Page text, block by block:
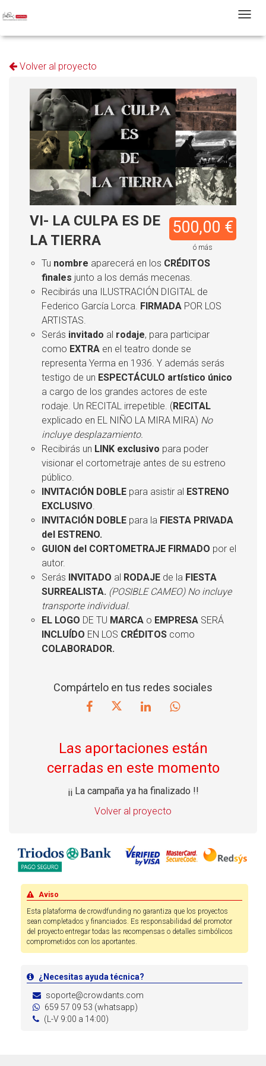
T
Volver al proyecto
500,00 €
ó más
VI- LA CULPA ES DE
LA TIERRA
Tu nombre aparecerá en los CRÉDITOS
finales junto a los demás mecenas.
Recibirás una ILUSTRACIÓN DIGITAL de
Federico García Lorca. FIRMADA POR LOS
ARTISTAS.
Serás invitado al rodaje, para participar
como EXTRA en el teatro donde se
representa Yerma en 1936. Y además serás
testigo de un ESPECTÁCULO artístico único
a cargo de los grandes actores de este
rodaje. Un RECITAL irrepetible. (RECITAL
explicado en EL NIÑO LA MIRA MIRA) No
incluye desplazamiento.
Recibirás un LINK exclusivo para poder
visionar el cortometraje antes de su estreno
público.
INVITACIÓN DOBLE para asistir al ESTRENO
EXCLUSIVO
INVITACIÓN DOBLE para la FIESTA PRIVADA
del ESTRENO.
GUION del CORTOMETRAJE FIRMADO por el
autor.
Serás INVITADO al RODAJE de la FIESTA
SURREALISTA. (POSIBLE CAMEO) No incluye
transporte individual.
EL LOGO DE TU MARCA o EMPRESA SERÁ
INCLUÍDO EN LOS CRÉDITOS como
COLABORADOR.
Compártelo en tus redes sociales
Las aportaciones están
cerradas en este momento
¡¡ La campaña ya ha finalizado !!
Volver al proyecto
Aviso
Esta plataforma de crowdfunding no garantiza que los proyectos
sean completados y financiados. Es responsabilidad del promotor
del proyecto entregar todas las recompensas o detalles simbólicos
comprometidos con los aportantes.
¿Necesitas ayuda técnica?
soporte@crowdants.com
659 57 09 53 (whatsapp)
(L-V 9:00 a 14:00)